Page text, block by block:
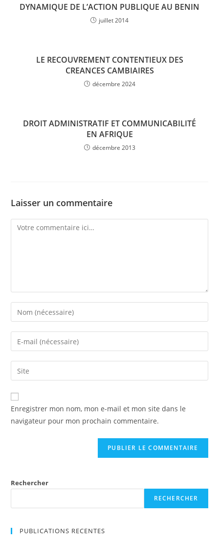
DYNAMIQUE DE L’ACTION PUBLIQUE AU BENIN
juillet 2014
LE RECOUVREMENT CONTENTIEUX DES
CREANCES CAMBIAIRES
décembre 2024
DROIT ADMINISTRATIF ET COMMUNICABILITÉ
EN AFRIQUE
décembre 2013
Laisser un commentaire
Enregistrer mon nom, mon e-mail et mon site dans le
navigateur pour mon prochain commentaire.
Rechercher
RECHERCHER
PUBLICATIONS RECENTES